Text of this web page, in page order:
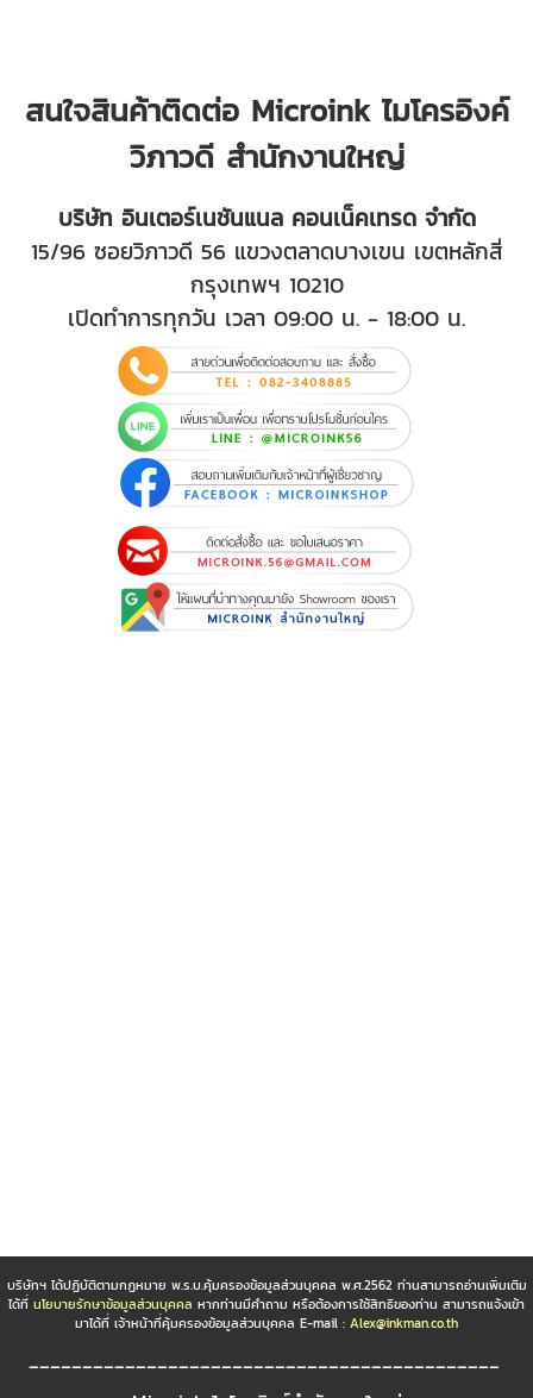
สนใจสินค้าติดต่อ Microink ไมโครอิงค์
วิภาวดี สำนักงานใหญ่
บริษัท อินเตอร์เนชันแนล คอนเน็คเทรด จำกัด
15/96 ซอยวิภาวดี 56 แขวงตลาดบางเขน เขตหลักสี่
กรุงเทพฯ 10210
เปิดทำการทุกวัน เวลา 09:00 น. - 18:00 น.
บริษัทฯ ได้ปฏิบัติตามกฏหมาย พ.ร.บ.คุ้มครองข้อมูลส่วนบุคคล พ.ศ.2562 ท่านสามารถอ่านเพิ่มเติม
ได้ที่ นโยบายรักษาข้อมูลส่วนบุคคล หากท่านมีคำถาม หรือต้องการใช้สิทธิของท่าน สามารถแจ้งเข้า
มาได้ที่ เจ้าหน้าที่คุ้มครองข้อมูลส่วนบุคคล E-mail : Alex@inkman.co.th
____________________________________________